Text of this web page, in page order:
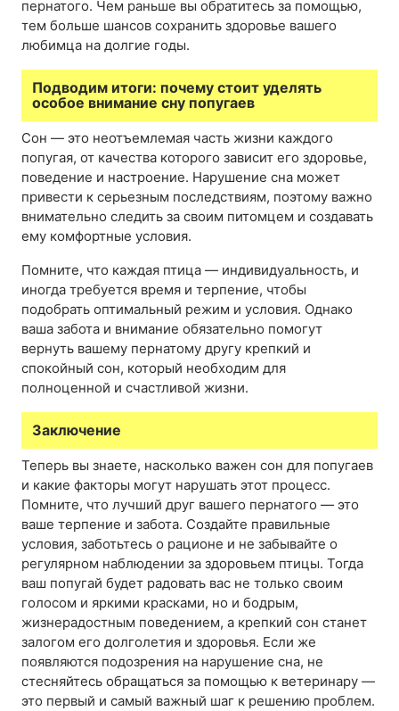
пернатого. Чем раньше вы обратитесь за помощью,
тем больше шансов сохранить здоровье вашего
любимца на долгие годы.
Подводим итоги: почему стоит уделять
особое внимание сну попугаев
Сон — это неотъемлемая часть жизни каждого
попугая, от качества которого зависит его здоровье,
поведение и настроение. Нарушение сна может
привести к серьезным последствиям, поэтому важно
внимательно следить за своим питомцем и создавать
ему комфортные условия.
Помните, что каждая птица — индивидуальность, и
иногда требуется время и терпение, чтобы
подобрать оптимальный режим и условия. Однако
ваша забота и внимание обязательно помогут
вернуть вашему пернатому другу крепкий и
спокойный сон, который необходим для
полноценной и счастливой жизни.
Заключение
Теперь вы знаете, насколько важен сон для попугаев
и какие факторы могут нарушать этот процесс.
Помните, что лучший друг вашего пернатого — это
ваше терпение и забота. Создайте правильные
условия, заботьтесь о рационе и не забывайте о
регулярном наблюдении за здоровьем птицы. Тогда
ваш попугай будет радовать вас не только своим
голосом и яркими красками, но и бодрым,
жизнерадостным поведением, а крепкий сон станет
залогом его долголетия и здоровья. Если же
появляются подозрения на нарушение сна, не
стесняйтесь обращаться за помощью к ветеринару —
это первый и самый важный шаг к решению проблем.